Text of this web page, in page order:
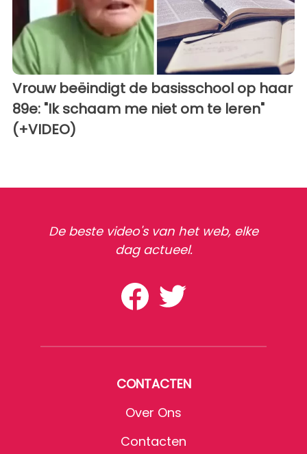
Vrouw beëindigt de basisschool op haar
89e: "Ik schaam me niet om te leren"
(+VIDEO)
De beste video's van het web, elke
dag actueel.
CONTACTEN
Over Ons
Contacten